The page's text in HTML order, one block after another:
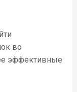
во
эффективные